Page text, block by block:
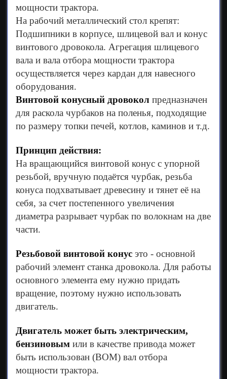
мощности трактора.
На рабочий металлический стол крепят:
Подшипники в корпусе, шлицевой вал и конус
винтового дровокола. Агрегация шлицевого
вала и вала отбора мощности трактора
осуществляется через кардан для навесного
оборудования.
Винтовой конусный дровокол предназначен
для раскола чурбаков на поленья, подходящие
по размеру топки печей, котлов, каминов и т.д.
Принцип действия:
На вращающийся винтовой конус с упорной
резьбой, вручную подаётся чурбак, резьба
конуса подхватывает древесину и тянет её на
себя, за счет постепенного увеличения
диаметра разрывает чурбак по волокнам на две
части.
Резьбовой винтовой конус это - основной
рабочий элемент станка дровокола. Для работы
основного элемента ему нужно придать
вращение, поэтому нужно использовать
двигатель.
Двигатель может быть электрическим,
бензиновым или в качестве привода может
быть использован (ВОМ) вал отбора
мощности трактора.